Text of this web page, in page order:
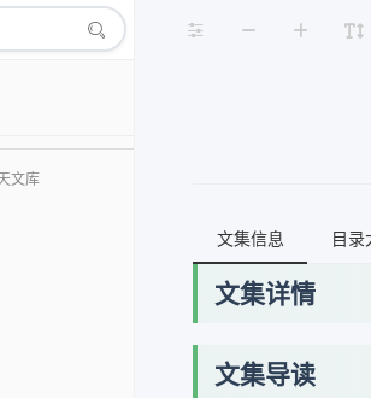
文库
文集信息 目录
文集详情
文集导读